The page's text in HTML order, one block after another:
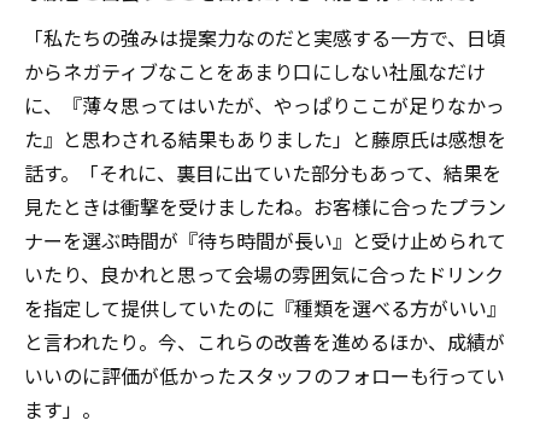
「私たちの強みは提案力なのだと実感する一方で、日頃
からネガティブなことをあまり口にしない社風なだけ
に、『薄々思ってはいたが、やっぱりここが足りなかっ
た』と思わされる結果もありました」と藤原氏は感想を
話す。「それに、裏目に出ていた部分もあって、結果を
見たときは衝撃を受けましたね。お客様に合ったプラン
ナーを選ぶ時間が『待ち時間が長い』と受け止められて
いたり、良かれと思って会場の雰囲気に合ったドリンク
を指定して提供していたのに『種類を選べる方がいい』
と言われたり。今、これらの改善を進めるほか、成績が
いいのに評価が低かったスタッフのフォローも行ってい
ます」。